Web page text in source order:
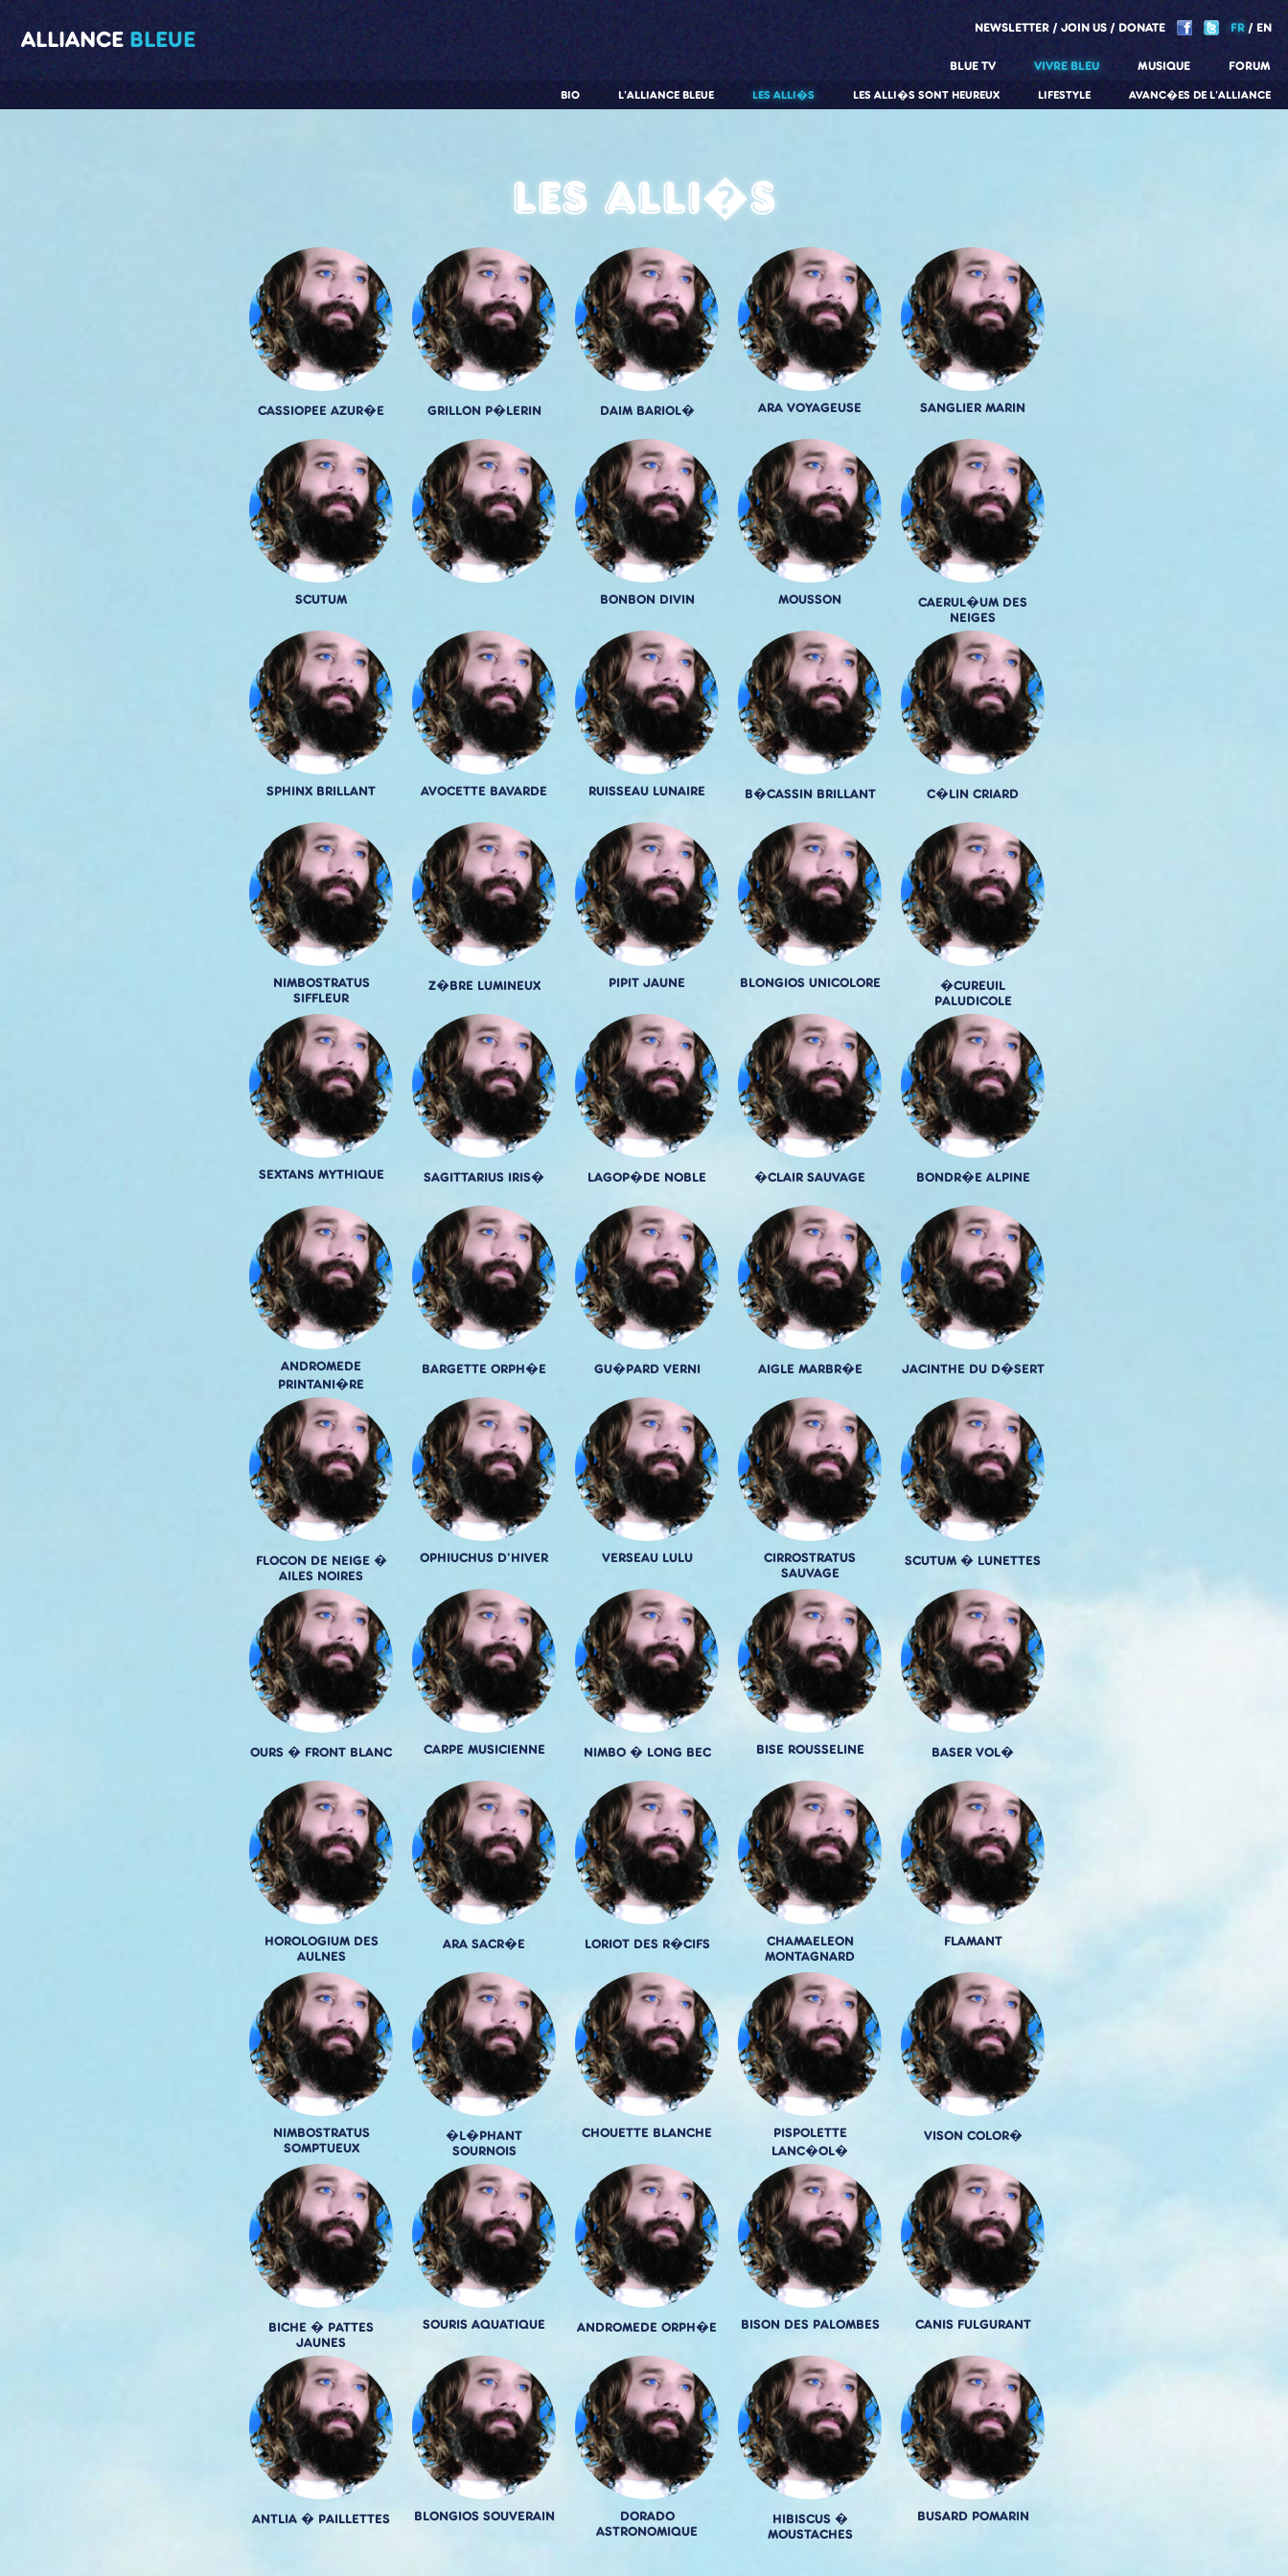
ALLIANCE BLEUE NEWSLETTER JOIN US DONATE FR EN
BLUE TV VIVRE BLEU
AVANC�ES DE L'ALLIANCE
LIFESTYLE
LES ALLI�S SONT HEUREUX
LES ALLI�S
L'ALLIANCE BLEUE
BIO
MUSIQUE FORUM
Les alli�s
CASSIOPEE AZUR�E GRILLON P�LERIN DAIM BARIOL� ARA VOYAGEUSE SANGLIER MARIN
SCUTUM BONBON DIVIN MOUSSON
CAERUL�UM DES
NEIGES
SPHINX BRILLANT AVOCETTE BAVARDE RUISSEAU LUNAIRE B�CASSIN BRILLANT C�LIN CRIARD
NIMBOSTRATUS
SIFFLEUR
Z�BRE LUMINEUX PIPIT JAUNE BLONGIOS UNICOLORE
�CUREUIL
PALUDICOLE
SEXTANS MYTHIQUE SAGITTARIUS IRIS� LAGOP�DE NOBLE �CLAIR SAUVAGE BONDR�E ALPINE
ANDROMEDE
PRINTANI�RE
BARGETTE ORPH�E GU�PARD VERNI AIGLE MARBR�E JACINTHE DU D�SERT
FLOCON DE NEIGE �
AILES NOIRES
OPHIUCHUS D'HIVER VERSEAU LULU
CIRROSTRATUS
SAUVAGE
SCUTUM � LUNETTES
OURS � FRONT BLANC CARPE MUSICIENNE NIMBO � LONG BEC BISE ROUSSELINE BASER VOL�
HOROLOGIUM DES
AULNES
ARA SACR�E LORIOT DES R�CIFS
CHAMAELEON
MONTAGNARD
FLAMANT
NIMBOSTRATUS
SOMPTUEUX
�L�PHANT
SOURNOIS
CHOUETTE BLANCHE
PISPOLETTE
LANC�OL�
VISON COLOR�
BICHE � PATTES
JAUNES
SOURIS AQUATIQUE ANDROMEDE ORPH�E BISON DES PALOMBES CANIS FULGURANT
ANTLIA � PAILLETTES BLONGIOS SOUVERAIN
DORADO
ASTRONOMIQUE
HIBISCUS �
MOUSTACHES
BUSARD POMARIN